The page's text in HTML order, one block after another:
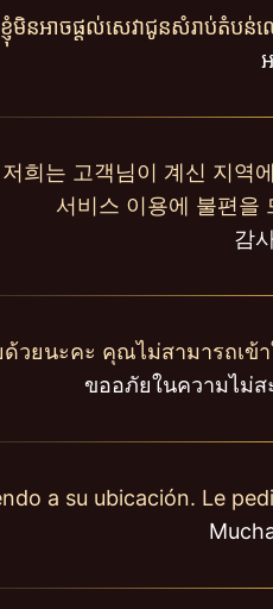
ញុំមិនអាចផ្តល់សេវាជូនសំរាប់តំប
저희는 고객님이 계신 지역
서비스 이용에 불편을
감
วยนะคะ คุณไม่สามารถเข้า
ขออภัยในความไม่
a su ubicación. Le